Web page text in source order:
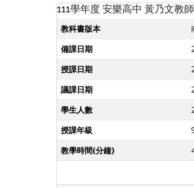
111學年度 安樂高中 黃乃文教師
教科書版本
備課日期
授課日期
議課日期
學生人數
授課年級
教學時間(分鐘)